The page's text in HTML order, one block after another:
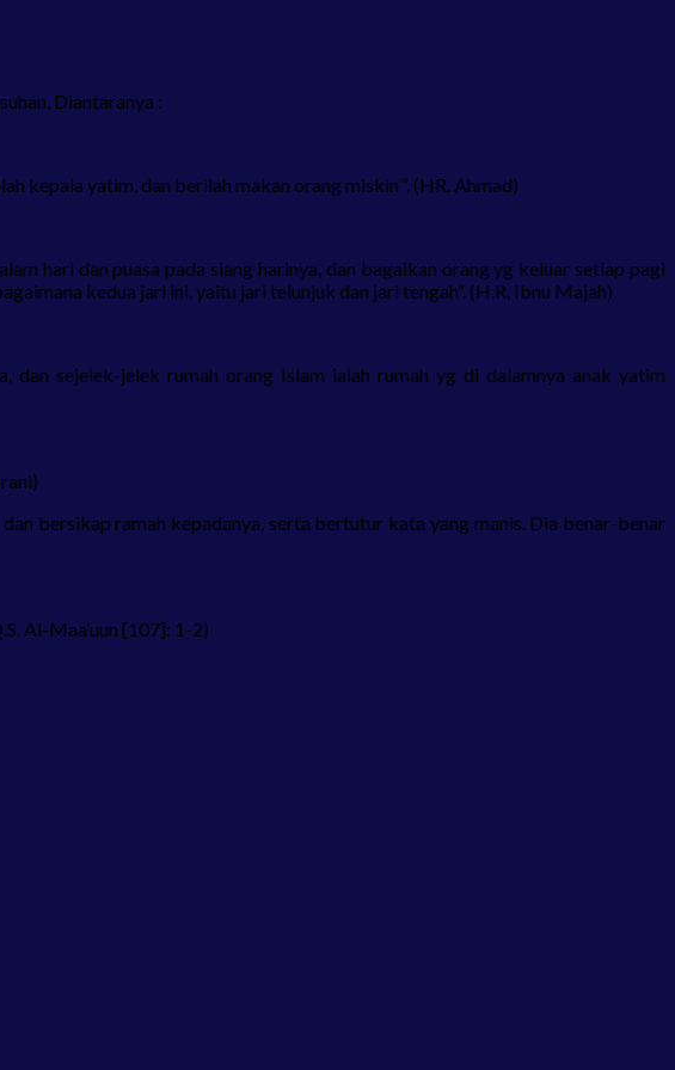
Diantaranya :
kepala yatim, dan berilah makan orang miskin’”. (HR. Ahmad)
hari dan puasa pada siang harinya, dan bagaikan orang yg keluar setiap pagi
kedua jari ini, yaitu jari telunjuk dan jari tengah”. (H.R. Ibnu Majah)
sejelek-jelek rumah orang Islam ialah rumah yg di dalamnya anak yatim
bersikap ramah kepadanya, serta bertutur kata yang manis. Dia benar-benar
Al-Maa’uun [107]: 1-2)